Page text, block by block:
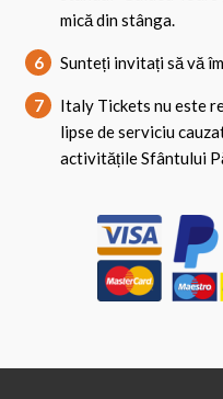
mică din stânga.
6 Sunteți invitați să vă
7
Italy Tickets nu este
lipse de serviciu
activitățile Sfântului